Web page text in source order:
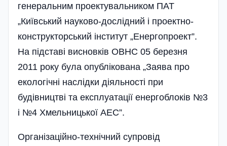
генеральним проектувальником ПАТ
„Київський науково-дослідний і проектно-
конструкторський інститут „Енергопроект”.
На підставі висновків ОВНС 05 березня
2011 року була опублікована „Заява про
екологічні наслідки діяльності при
будівництві та експлуатації енергоблоків №3
і №4 Хмельницької АЕС”.
Організаційно-технічний супровід